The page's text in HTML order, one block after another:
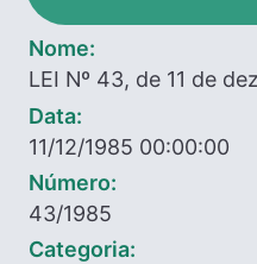
Nome:
LEI Nº 43, de 11 de
Data:
11/12/1985 00:00:00
Número:
43/1985
Categoria: